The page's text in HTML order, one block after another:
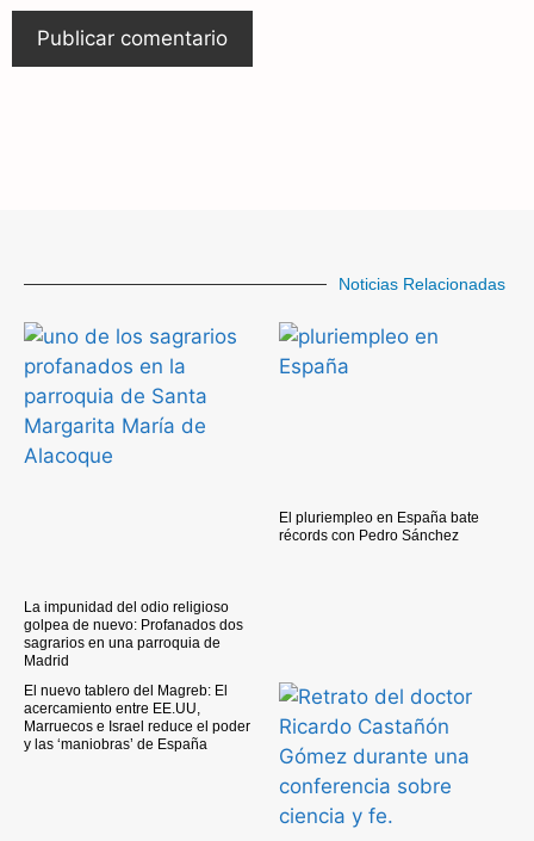
Noticias Relacionadas
La impunidad del odio religioso
golpea de nuevo: Profanados dos
sagrarios en una parroquia de
Madrid
El pluriempleo en España bate
récords con Pedro Sánchez
El nuevo tablero del Magreb: El
acercamiento entre EE.UU,
Marruecos e Israel reduce el poder
y las ‘maniobras’ de España